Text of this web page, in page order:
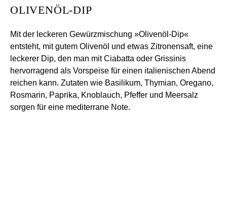
OLIVENÖL-DIP
Mit der leckeren Gewürzmischung »Olivenöl-Dip«
entsteht, mit gutem Olivenöl und etwas Zitronensaft, eine
leckerer Dip, den man mit Ciabatta oder Grissinis
hervorragend als Vorspeise für einen italienischen Abend
reichen kann. Zutaten wie Basilikum, Thymian, Oregano,
Rosmarin, Paprika, Knoblauch, Pfeffer und Meersalz
sorgen für eine mediterrane Note.